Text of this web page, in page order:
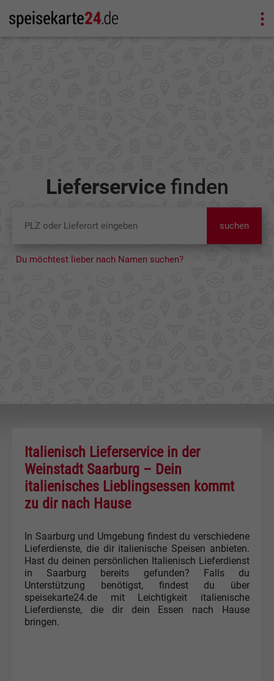
Lieferservicefinden
suchen
Du möchtest lieber nach Namen suchen?
Italienisch Lieferservice in der
Weinstadt Saarburg – Dein
italienisches Lieblingsessen kommt
zu dir nach Hause
In Saarburg und Umgebung findest du verschiedene
Lieferdienste, die dir italienische Speisen anbieten.
Hast du deinen persönlichen Italienisch Lieferdienst
in Saarburg bereits gefunden? Falls du
Unterstützung benötigst, findest du über
speisekarte24.de mit Leichtigkeit italienische
Lieferdienste, die dir dein Essen nach Hause
bringen.